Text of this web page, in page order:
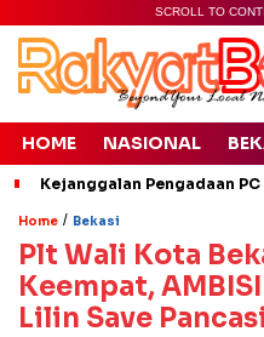
SCROLL TO
HOME NASIONAL
Kejanggalan Pengadaan
Home / Bekasi
Plt Wali Kota
Keempat,
Lilin Save